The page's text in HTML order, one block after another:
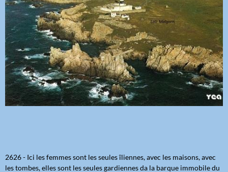
2626 - Ici les femmes sont les seules îliennes, avec les maisons, avec
les tombes, elles sont les seules gardiennes da la barque immobile du